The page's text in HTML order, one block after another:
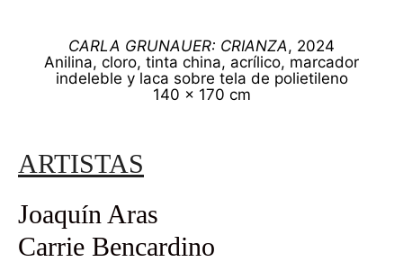
CARLA GRUNAUER: CRIANZA, 2024
Anilina, cloro, tinta china, acrílico, marcador
indeleble y laca sobre tela de polietileno
140 x 170 cm
ARTISTAS
Joaquín Aras
Carrie Bencardino